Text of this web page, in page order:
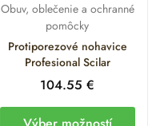
Obuv, oblečenie a ochranné
pomôcky
Protiporezové nohavice
Profesional Scilar
104.55€